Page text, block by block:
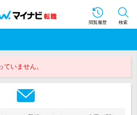
閲覧履歴 検索
いません。